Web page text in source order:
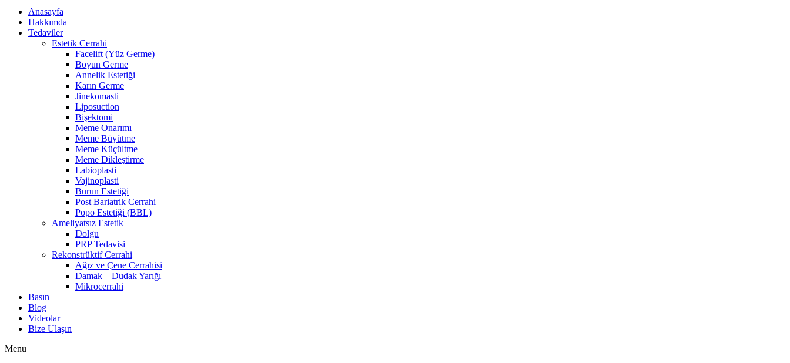
Anasayfa
Hakkımda
Tedaviler
Estetik Cerrahi
Facelift (Yüz Germe)
Boyun Germe
Annelik Estetiği
Karın Germe
Jinekomasti
Liposuction
Bişektomi
Meme Onarımı
Meme Büyütme
Meme Küçültme
Meme Dikleştirme
Labioplasti
Vajinoplasti
Burun Estetiği
Post Bariatrik Cerrahi
Popo Estetiği (BBL)
Ameliyatsız Estetik
Dolgu
PRP Tedavisi
Rekonstrüktif Cerrahi
Ağız ve Çene Cerrahisi
Damak – Dudak Yarığı
Mikrocerrahi
Basın
Blog
Videolar
Bize Ulaşın
Menu